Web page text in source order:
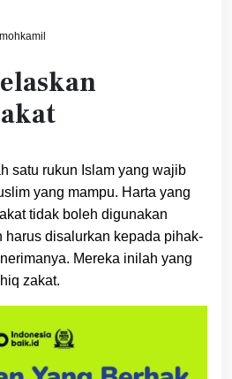
mohkamil
satu rukun Islam yang wajib
yang mampu. Harta yang
tidak boleh digunakan
harus disalurkan kepada pihak-
Mereka inilah yang
zakat.